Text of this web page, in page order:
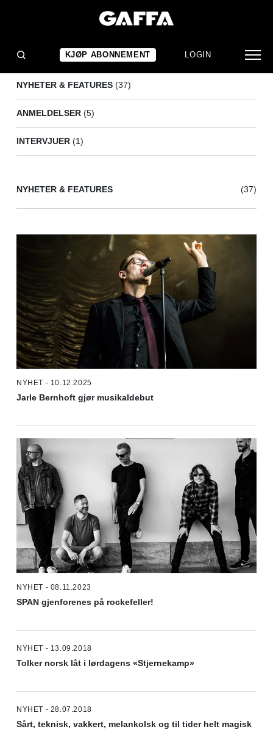
KJØP ABONNEMENT LOGIN
NYHETER & FEATURES (37)
ANMELDELSER (5)
INTERVJUER (1)
NYHETER & FEATURES (37)
NYHET - 10.12.2025
Jarle Bernhoft gjør musikaldebut
NYHET - 08.11.2023
SPAN gjenforenes på rockefeller!
NYHET - 13.09.2018
Tolker norsk låt i lørdagens «Stjernekamp»
NYHET - 28.07.2018
Sårt, teknisk, vakkert, melankolsk og til tider helt magisk